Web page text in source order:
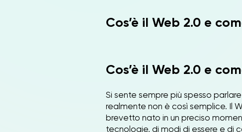
Cos’è il Web 2.0 e
Cos’è il Web 2.0 e
Si sente sempre più spesso
realmente non è così semplice. Il
brevetto nato in un preciso
tecnologie, di modi di essere e di